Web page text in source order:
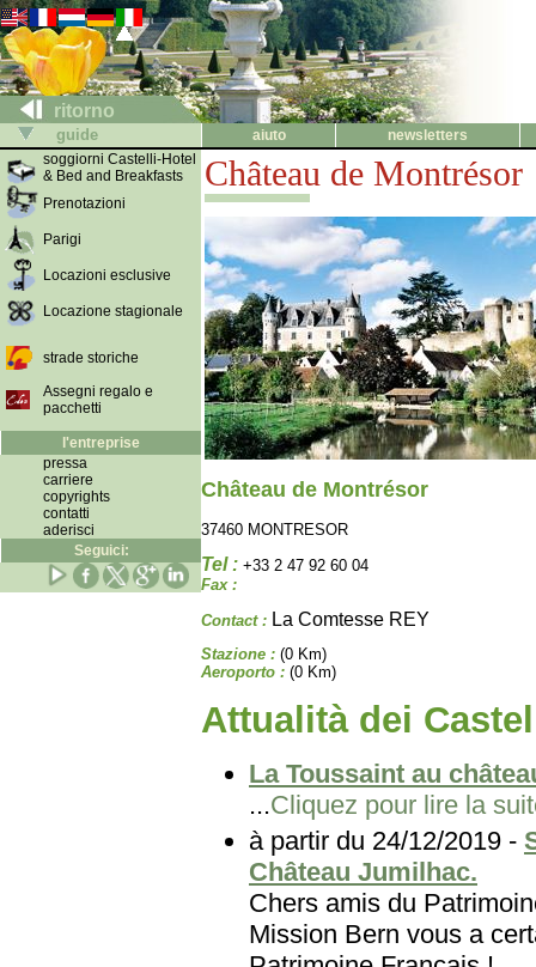
ritorno
guide aiuto
newsletters
soggiorni Castelli-Hotel
& Bed and Breakfasts
Prenotazioni
Parigi
Locazioni esclusive
Locazione stagionale
strade storiche
Assegni regalo e
pacchetti
l'entreprise
pressa
carriere
copyrights
contatti
aderisci
Seguici:
Château de Montrésor
Château de Montrésor
37460 MONTRESOR
Tel : +33 2 47 92 60 04
Fax :
Contact : La Comtesse REY
Stazione : (0 Km)
Aeroporto : (0 Km)
Attualità dei
La Toussaint au
...Cliquez pour lire la
à partir du 24/12/2019 -
Château Jumilhac.
Chers amis du
Mission Bern vous a